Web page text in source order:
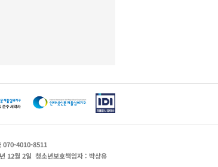
070-4010-8511
12월 2일 청소년보호책임자 : 박상유